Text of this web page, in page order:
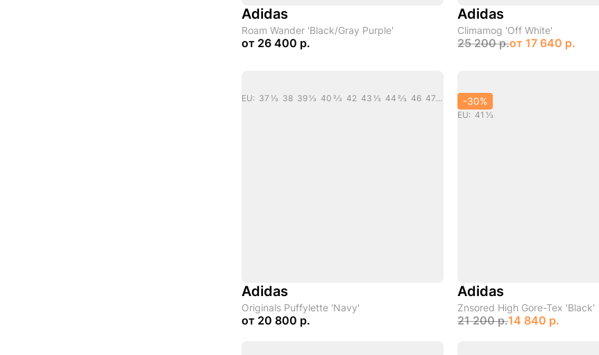
Adidas
Roam Wander 'Black/Gray Purple'
от 26 400 р.
Adidas
Climamog 'Off White'
25 200 р.от 17 640 р.
EU: 37 1/3 38 39 1/3 40 2/3 42 43 1/3 44 2/3 46 47 1/3
Adidas
Originals Puffylette 'Navy'
от 20 800 р.
-30%
EU: 41 1/3
Adidas
Znsored High Gore-Tex 'Black'
21 200 р.14 840 р.